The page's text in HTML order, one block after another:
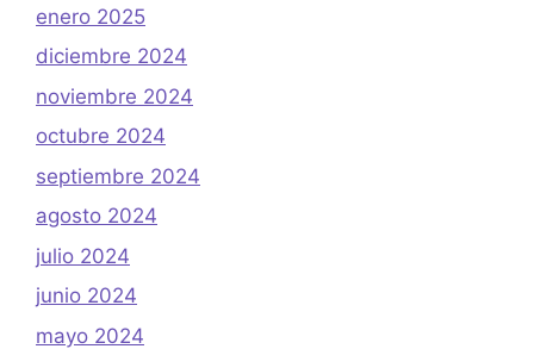
enero 2025
diciembre 2024
noviembre 2024
octubre 2024
septiembre 2024
agosto 2024
julio 2024
junio 2024
mayo 2024